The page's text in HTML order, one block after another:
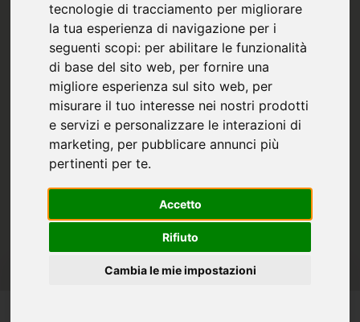
tecnologie di tracciamento per migliorare
la tua esperienza di navigazione per i
seguenti scopi: per abilitare le funzionalità
di base del sito web, per fornire una
migliore esperienza sul sito web, per
misurare il tuo interesse nei nostri prodotti
e servizi e personalizzare le interazioni di
marketing, per pubblicare annunci più
pertinenti per te.
Accetto
Rifiuto
Cambia le mie impostazioni